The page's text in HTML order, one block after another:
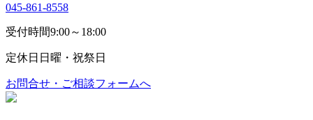
045-861-8558
受付時間9:00～18:00
定休日 日曜・祝祭日
お問合せ・ご相談フォームへ